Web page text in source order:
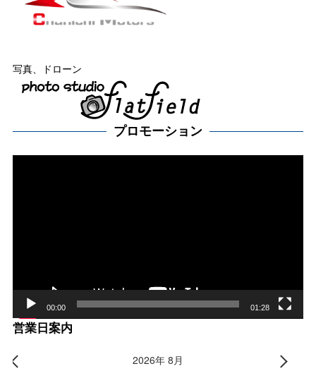
写真、ドローン
プロモーション
00:00 01:28
営業日案内
2026年 8月